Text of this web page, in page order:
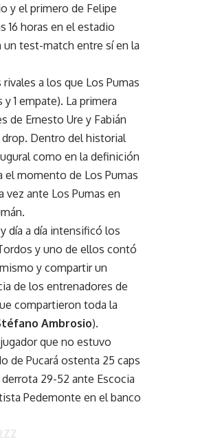
y el primero de Felipe
16 horas en el estadio
un test-match entre sí en la
a los que Los Pumas
1 empate). La primera
de Ernesto Ure y Fabián
Dentro del historial
como en la definición
el momento de Los Pumas
vez ante Los Pumas en
día a día intensificó los
y uno de ellos contó
y compartir un
de los entrenadores de
compartieron toda la
Ambrosio).
que no estuvo
de Pucará ostenta 25 caps
29-52 ante Escocia
Pedemonte en el banco